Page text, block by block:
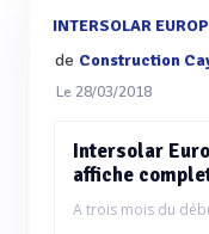
INTERSOLAR
de Construction
Le 28/03/2018
Intersolar
affiche
A trois mois du